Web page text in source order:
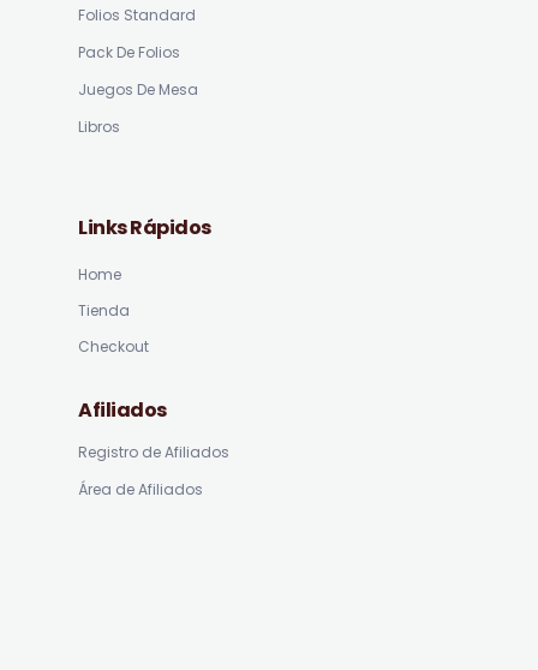
Folios Standard
Pack De Folios
Juegos De Mesa
Libros
Links Rápidos
Home
Tienda
Checkout
Afiliados
Registro de Afiliados
Área de Afiliados